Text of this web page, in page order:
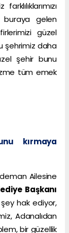
gelen
güzel
şehrimiz daha
şehir bunu
tüm emek
kırmaya
Ailesine
Başkanı
hak ediyor,
Adanalıdan
bir güzellik